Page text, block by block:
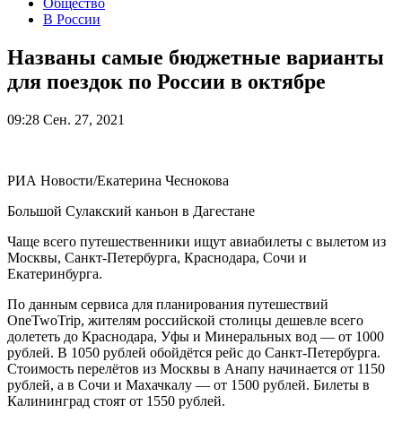
Общество
В России
Названы самые бюджетные варианты
для поездок по России в октябре
09:28 Сен. 27, 2021
РИА Новости/Екатерина Чеснокова
Большой Сулакский каньон в Дагестане
Чаще всего путешественники ищут авиабилеты с вылетом из
Москвы, Санкт-Петербурга, Краснодара, Сочи и
Екатеринбурга.
По данным сервиса для планирования путешествий
OneTwoTrip, жителям российской столицы дешевле всего
долететь до Краснодара, Уфы и Минеральных вод — от 1000
рублей. В 1050 рублей обойдётся рейс до Санкт-Петербурга.
Стоимость перелётов из Москвы в Анапу начинается от 1150
рублей, а в Сочи и Махачкалу — от 1500 рублей. Билеты в
Калининград стоят от 1550 рублей.